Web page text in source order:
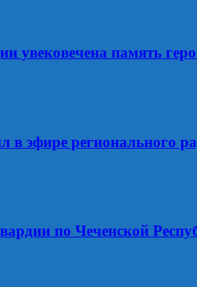
увековечена память
в эфире регионального
по Чеченской